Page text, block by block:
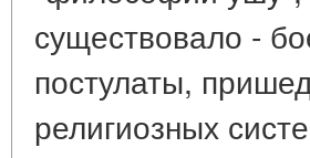
существовало -
постулаты,
религиозных